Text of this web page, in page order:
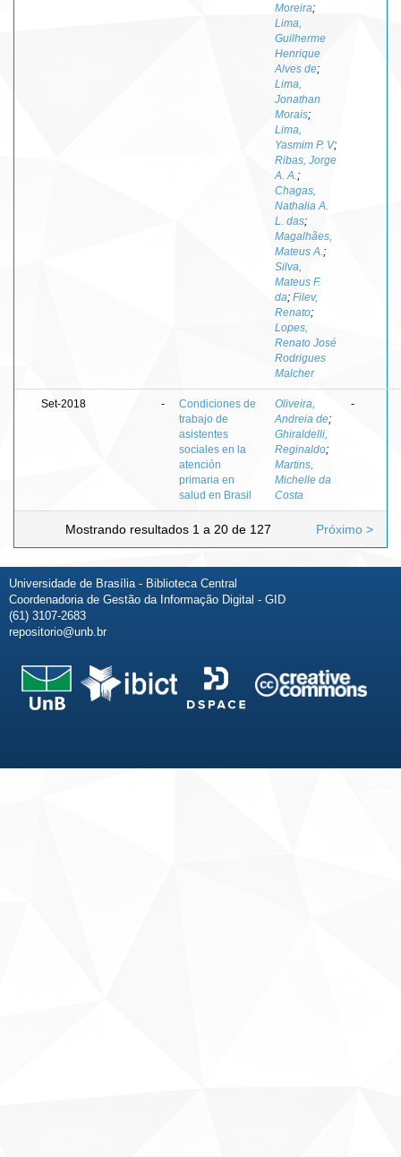
Moreira;
Lima,
Guilherme
Henrique
Alves de;
Lima,
Jonathan
Morais;
Lima,
Yasmim P. V;
Ribas, Jorge
A. A. ;
Chagas,
Nathalia A.
L. das;
Magalhães,
Mateus A. ;
Silva,
Mateus F.
da; Filev,
Renato;
Lopes,
Renato José
Rodrigues
Malcher
Set-2018 -
Condiciones de
trabajo de
asistentes
sociales en la
atención
primaria en
salud en Brasil
Oliveira,
Andreia de;
Ghiraldelli,
Reginaldo;
Martins,
Michelle da
Costa
-
Mostrando resultados 1 a 20 de 127 Próximo >
Universidade de Brasília - Biblioteca Central
Coordenadoria de Gestão da Informação Digital - GID
(61) 3107-2683
repositorio@unb.br